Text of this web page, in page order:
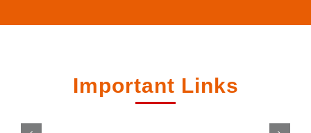
Important Links